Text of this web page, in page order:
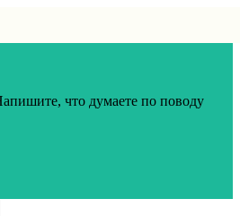
что думаете по поводу